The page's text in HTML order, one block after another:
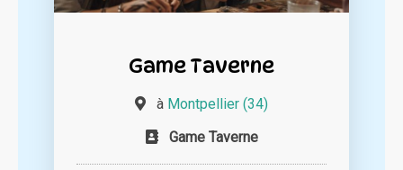
Game Taverne
à Montpellier (34)
Game Taverne